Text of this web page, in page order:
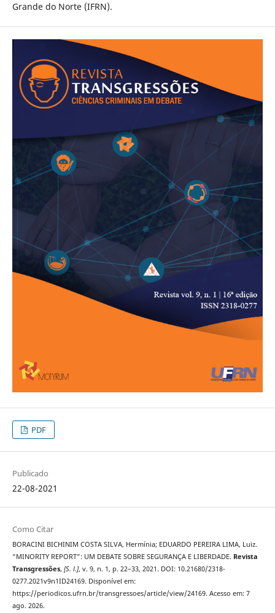
Grande do Norte (IFRN).
PDF
Publicado
22-08-2021
Como Citar
BORACINI BICHINIM COSTA SILVA, Hermínia; EDUARDO PEREIRA LIMA, Luiz.
“MINORITY REPORT”: UM DEBATE SOBRE SEGURANÇA E LIBERDADE. Revista
Transgressões, [S. l.], v. 9, n. 1, p. 22–33, 2021. DOI: 10.21680/2318-
0277.2021v9n1ID24169. Disponível em:
https://periodicos.ufrn.br/transgressoes/article/view/24169. Acesso em: 7
ago. 2026.